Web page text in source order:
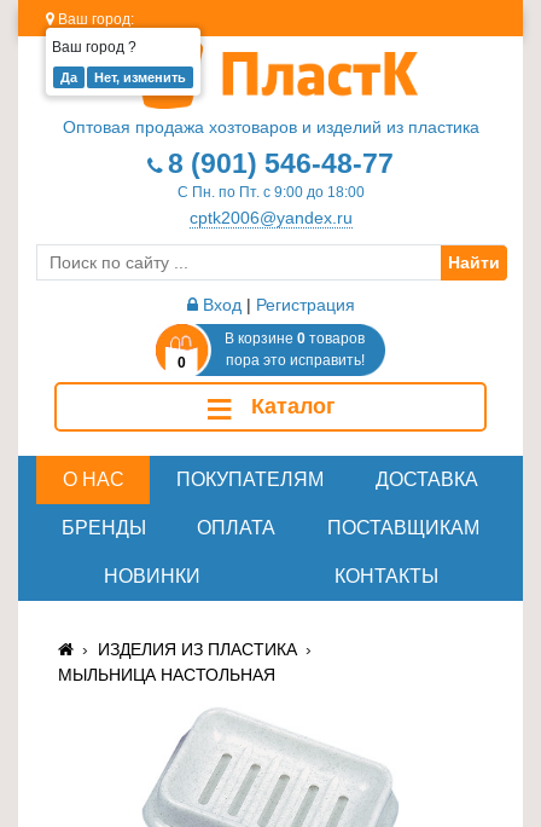
Ваш город:
Ваш город ?
Оптовая продажа хозтоваров и изделий из пластика
8 (901) 546-48-77
С Пн. по Пт. с 9:00 до 18:00
cptk2006@yandex.ru
Найти
Вход | Регистрация
0
В корзине 0 товаров
пора это исправить!
≡ Каталог
О НАС ПОКУПАТЕЛЯМ ДОСТАВКА
БРЕНДЫ ОПЛАТА ПОСТАВЩИКАМ
НОВИНКИ КОНТАКТЫ
ИЗДЕЛИЯ ИЗ ПЛАСТИКА
МЫЛЬНИЦА НАСТОЛЬНАЯ
Изделия
Стеклотара
Пластиковая
+
Хозтовары
для